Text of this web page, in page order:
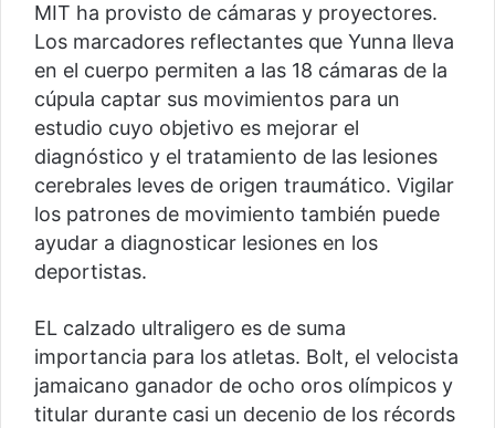
MIT ha provisto de cámaras y proyectores.
Los marcadores reflectantes que Yunna lleva
en el cuerpo permiten a las 18 cámaras de la
cúpula captar sus movimientos para un
estudio cuyo objetivo es mejorar el
diagnóstico y el tratamiento de las lesiones
cerebrales leves de origen traumático. Vigilar
los patrones de movimiento también puede
ayudar a diagnosticar lesiones en los
deportistas.
EL calzado ultraligero es de suma
importancia para los atletas. Bolt, el velocista
jamaicano ganador de ocho oros olímpicos y
titular durante casi un decenio de los récords